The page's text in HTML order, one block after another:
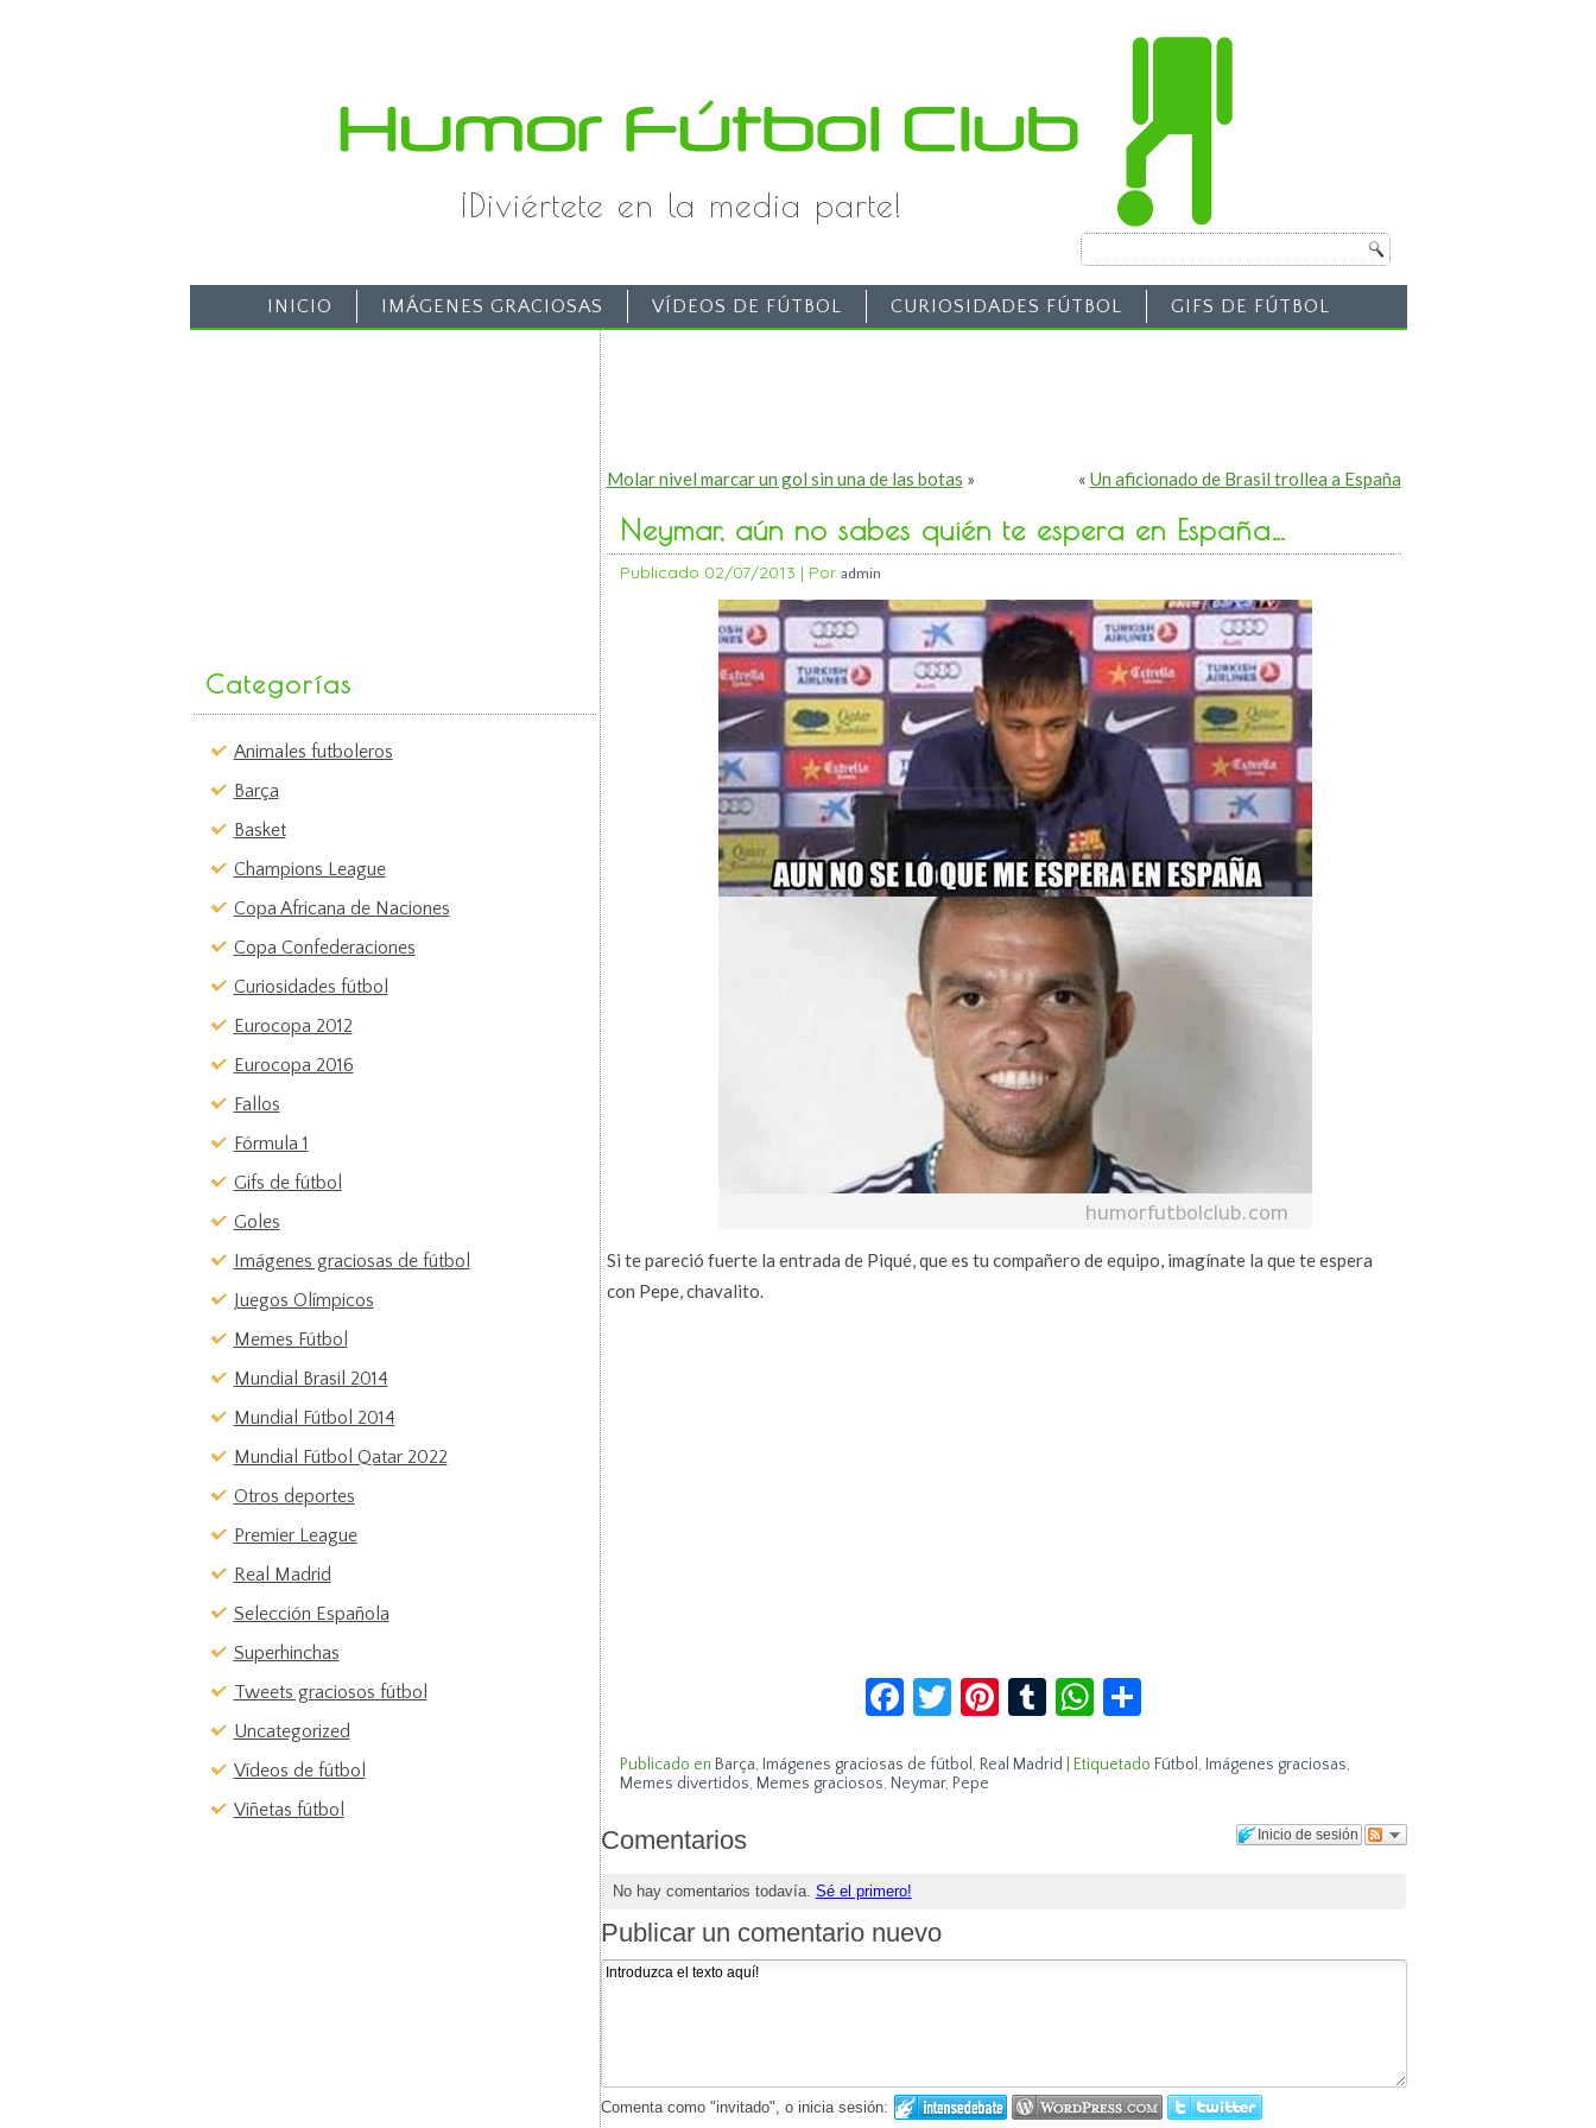
¡Diviértete en la media parte!
INICIO IMÁGENES GRACIOSAS VÍDEOS DE FÚTBOL CURIOSIDADES FÚTBOL GIFS DE FÚTBOL
Categorías
Animales futboleros
Barça
Basket
Champions League
Copa Africana de Naciones
Copa Confederaciones
Curiosidades fútbol
Eurocopa 2012
Eurocopa 2016
Fallos
Fórmula 1
Gifs de fútbol
Goles
Imágenes graciosas de fútbol
Juegos Olímpicos
Memes Fútbol
Mundial Brasil 2014
Mundial Fútbol 2014
Mundial Fútbol Qatar 2022
Otros deportes
Premier League
Real Madrid
Selección Española
Superhinchas
Tweets graciosos fútbol
Uncategorized
Vídeos de fútbol
Viñetas fútbol
Molar nivel marcar un gol sin una de las botas » « Un aficionado de Brasil trollea a España
Neymar, aún no sabes quién te espera en España…
Publicado 02/07/2013 | Por admin
Si te pareció fuerte la entrada de Piqué, que es tu compañero de equipo, imagínate la que te espera
con Pepe, chavalito.
Facebook
Twitter
Pinterest
TumblrWhatsApp
Publicado en Barça, Imágenes graciosas de fútbol , Real Madrid Etiquetado Fútbol , Imágenes graciosas,
Memes divertidos, Memes graciosos, Neymar, Pepe
Inicio de sesión
Comentarios
No hay comentarios todavía. Sé el primero!
Publicar un comentario nuevo
Comenta como "invitado", o inicia sesión: